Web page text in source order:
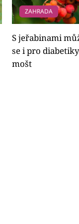
ZAHRADA
S jeřabinami
se i pro
mošt